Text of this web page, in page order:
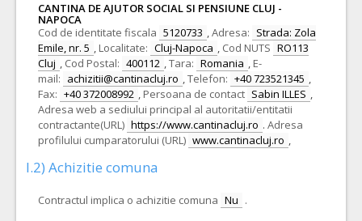
CANTINA DE AJUTOR SOCIAL SI PENSIUNE CLUJ -
NAPOCA
Cod de identitate fiscala 5120733 ,Adresa: Strada: Zola
Emile, nr. 5 , Localitate: Cluj-Napoca , Cod NUTS RO113
Cluj , Cod Postal: 400112 ,Tara: Romania , E-
mail: achizitii@cantinacluj.ro ,Telefon: +40 723521345 ,
Fax: +40 372008992 , Persoana de contact Sabin ILLES ,
Adresa web a sediului principal al autoritatii/entitatii
contractante(URL) https://www.cantinacluj.ro . Adresa
profilului cumparatorului (URL) www.cantinacluj.ro ,
I.2) Achizitie comuna
Contractul implica o achizitie comuna Nu .